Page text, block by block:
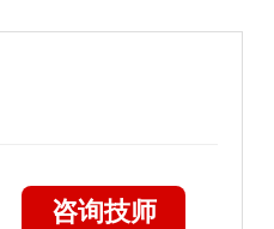
咨询技师